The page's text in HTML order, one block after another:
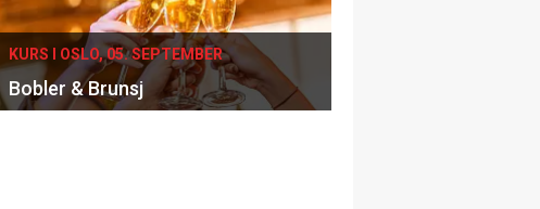
KURS I OSLO, 05. SEPTEMBER
Bobler & Brunsj